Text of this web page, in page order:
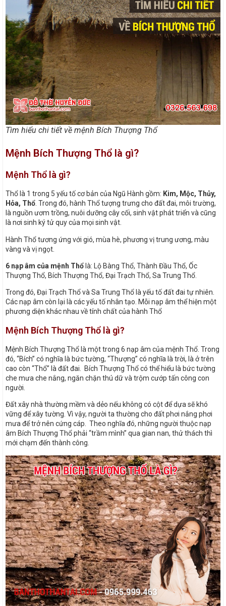
Tìm hiểu chi tiết về mệnh Bích Thượng Thổ
Mệnh Bích Thượng Thổ là gì?
Mệnh Thổ là gì?
Thổ là 1 trong 5 yếu tố cơ bản của Ngũ Hành gồm: Kim, Mộc, Thủy,
Hỏa, Thổ. Trong đó, hành Thổ tượng trưng cho đất đai, môi trường,
là nguồn ươm trồng, nuôi dưỡng cây cối, sinh vật phát triển và cũng
là nơi sinh ký tử quy của mọi sinh vật.
Hành Thổ tương ứng với gió, mùa hè, phương vị trung ương, màu
vàng và vị ngọt.
6 nạp âm của mệnh Thổ là: Lộ Bàng Thổ, Thành Đầu Thổ, Ốc
Thượng Thổ, Bích Thượng Thổ, Đại Trạch Thổ, Sa Trung Thổ.
Trong đó, Đại Trạch Thổ và Sa Trung Thổ là yếu tố đất đai tự nhiên.
Các nạp âm còn lại là các yếu tố nhân tạo. Mỗi nạp âm thể hiện một
phương diện khác nhau về tính chất của hành Thổ
Mệnh Bích Thượng Thổ là gì?
Mệnh Bích Thượng Thổ là một trong 6 nạp âm của mệnh Thổ. Trong
đó, “Bích” có nghĩa là bức tường, “Thượng” có nghĩa là trời, là ở trên
cao còn “Thổ” là đất đai. Bích Thượng Thổ có thể hiểu là bức tường
che mưa che nắng, ngăn chặn thú dữ và trộm cướp tấn công con
người.
Đất xây nhà thường mềm và dẻo nếu không có cột để dựa sẽ khó
vững để xây tường. Vì vậy, người ta thường cho đất phơi nắng phơi
mưa để trở nên cứng cáp. Theo nghĩa đó, những người thuộc nạp
âm Bích Thượng Thổ phải “trầm mình” qua gian nan, thử thách thì
mới chạm đến thành công.